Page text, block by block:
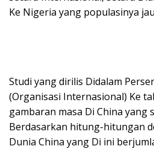
Ke Nigeria yang populasinya
Studi yang dirilis Didalam
(Organisasi Internasional) Ke
gambaran masa Di China yang
Berdasarkan hitung-hitungan
Dunia China yang Di ini